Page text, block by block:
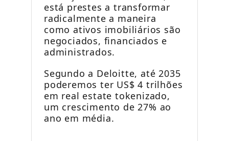
está prestes a transformar
radicalmente a maneira
como ativos imobiliários são
negociados, financiados e
administrados.
Segundo a Deloitte, até 2035
poderemos ter US$ 4 trilhões
em real estate tokenizado,
um crescimento de 27% ao
ano em média.